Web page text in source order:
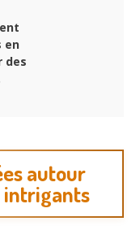
en
des
autour
intrigants